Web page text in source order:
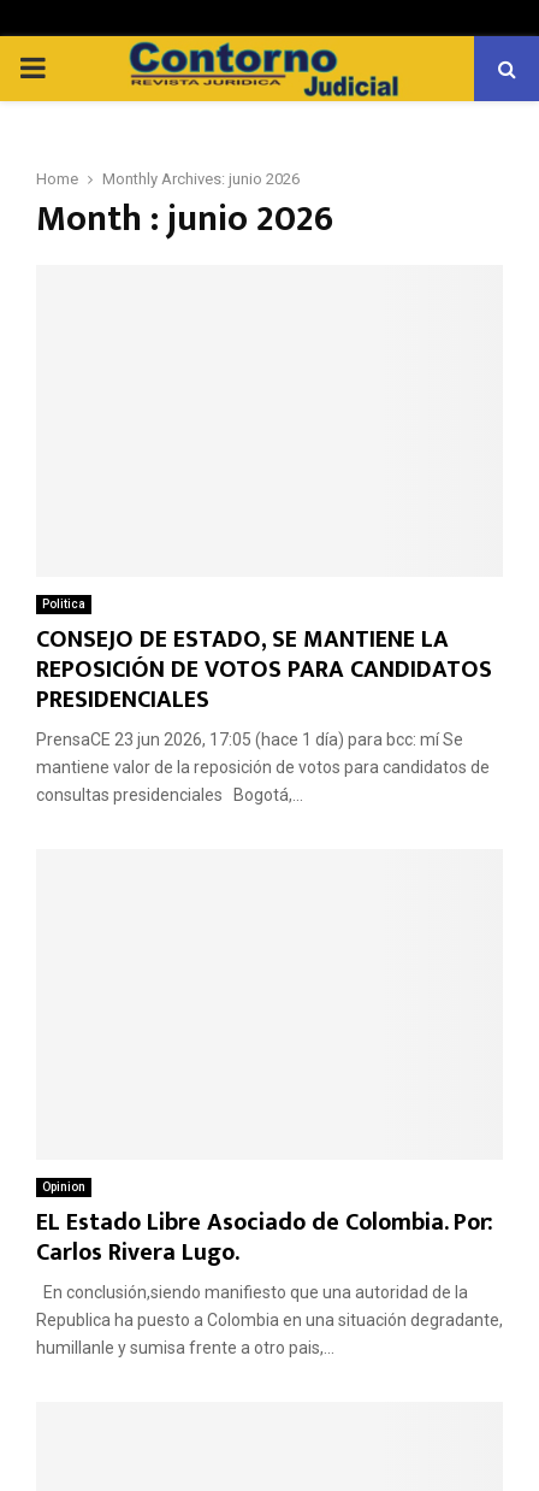
PRIMARY
Home Monthly Archives: junio 2026
Month : junio 2026
Politica
CONSEJO DE ESTADO, SE MANTIENE LA
REPOSICIÓN DE VOTOS PARA CANDIDATOS
PRESIDENCIALES
PrensaCE 23 jun 2026, 17:05 (hace 1 día) para bcc: mí Se
mantiene valor de la reposición de votos para candidatos de
consultas presidenciales Bogotá,...
Opinion
EL Estado Libre Asociado de Colombia. Por:
Carlos Rivera Lugo.
En conclusión,siendo manifiesto que una autoridad de la
Republica ha puesto a Colombia en una situación degradante,
humillanle y sumisa frente a otro pais,...